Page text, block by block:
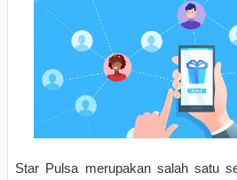
Star Pulsa merupakan salah satu